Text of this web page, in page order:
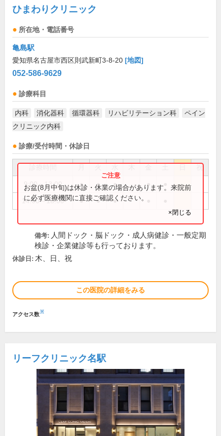
ひまわりクリニック
所在地・電話番号
亀島駅
愛知県名古屋市西区則武新町3-8-20 [地図]
052-586-9629
診療科目
内科 消化器科 循環器科 リハビリテーション科
ペイン
クリニック内科
診療/受付時間・休診日
祝
9:00～13:00 ● ● ● ●
14:00～18:00 ● ● ●
お盆(8月中旬)は休診・休業の場合があります。来院前
に必ず医療機関に直接ご確認ください。
×閉じる
備考: 人間ドック・脳ドック・成人病健診・一般定期
検診・企業健診等も行っております。
休診日: 木、日、祝
この医院の詳細をみる
アクセス数※
リーフクリニック名駅